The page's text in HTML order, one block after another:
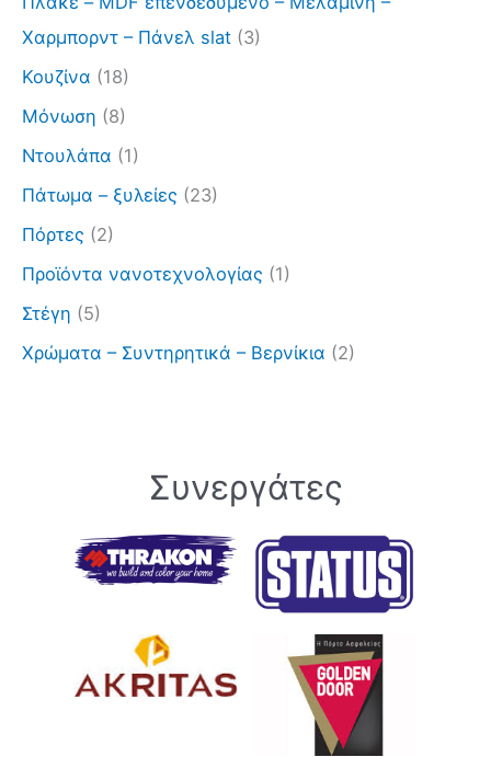
Χαρμπορντ – Πάνελ slat (3)
Κουζίνα (18)
Μόνωση (8)
Ντουλάπα (1)
Πάτωμα – ξυλείες (23)
Πόρτες (2)
Προϊόντα νανοτεχνολογίας (1)
Στέγη (5)
Χρώματα – Συντηρητικά – Βερνίκια (2)
Συνεργάτες